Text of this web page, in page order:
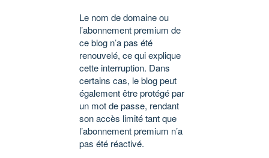
Le nom de domaine ou
l’abonnement premium de
ce blog n’a pas été
renouvelé, ce qui explique
cette interruption. Dans
certains cas, le blog peut
également être protégé par
un mot de passe, rendant
son accès limité tant que
l’abonnement premium n’a
pas été réactivé.